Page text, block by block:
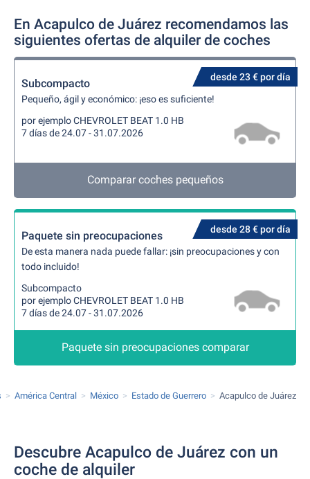
En Acapulco de Juárez recomendamos las
siguientes ofertas de alquiler de coches
desde 23 € por día
Subcompacto
Pequeño, ágil y económico: ¡eso es suficiente!
por ejemplo CHEVROLET BEAT 1.0 HB
7 días de 24.07 - 31.07.2026
Comparar coches pequeños
desde 28 € por día
Paquete sin preocupaciones
De esta manera nada puede fallar: ¡sin preocupaciones y con
todo incluido!
Subcompacto
por ejemplo CHEVROLET BEAT 1.0 HB
7 días de 24.07 - 31.07.2026
Paquete sin preocupaciones comparar
América Central México Estado de Guerrero Acapulco de Juárez
Descubre Acapulco de Juárez con un
coche de alquiler